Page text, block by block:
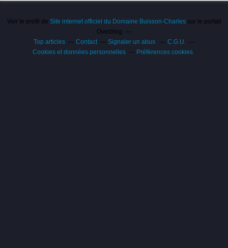
Voir le profil de Site internet officiel du Domaine Buisson-Charlessur le portail
Overblog
Top articles
Contact Signaler un abus
C.G.U.
Cookies et données personnelles
Préférences cookies